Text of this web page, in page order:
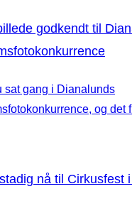
godkendt til
sat gang i Dianalunds
og det
nå til Cirkusfest